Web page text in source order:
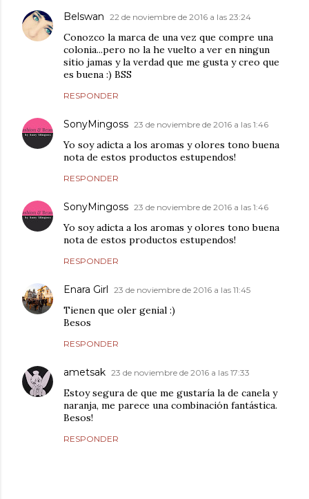
Belswan 22 de noviembre de 2016 a las 23:24
Conozco la marca de una vez que compre una
colonia...pero no la he vuelto a ver en ningun
sitio jamas y la verdad que me gusta y creo que
es buena :) BSS
RESPONDER
SonyMingoss 23 de noviembre de 2016 a las 1:46
Yo soy adicta a los aromas y olores tono buena
nota de estos productos estupendos!
RESPONDER
SonyMingoss 23 de noviembre de 2016 a las 1:46
Yo soy adicta a los aromas y olores tono buena
nota de estos productos estupendos!
RESPONDER
Enara Girl 23 de noviembre de 2016 a las 11:45
Tienen que oler genial :)
Besos
RESPONDER
ametsak 23 de noviembre de 2016 a las 17:33
Estoy segura de que me gustaría la de canela y
naranja, me parece una combinación fantástica.
Besos!
RESPONDER